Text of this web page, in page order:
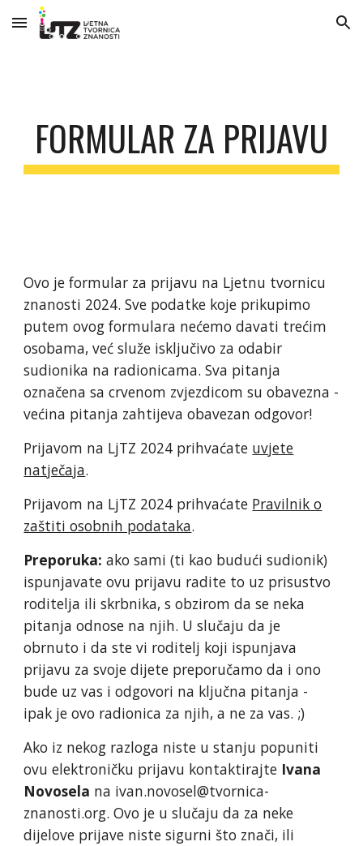
Skip to main content Skip to navigation
FORMULAR ZA PRIJAVU
Ovo je formular za prijavu na Ljetnu tvornicu
znanosti 2024. Sve podatke koje prikupimo
putem ovog formulara nećemo davati trećim
osobama, već služe isključivo za odabir
sudionika na radionicama. Sva pitanja
označena sa crvenom zvjezdicom su obavezna -
većina pitanja zahtijeva obavezan odgovor!
Prijavom na LjTZ 2024 prihvaćate uvjete
natječaja.
Prijavom na LjTZ 2024 prihvaćate Pravilnik o
zaštiti osobnih podataka.
Preporuka: ako sami (ti kao budući sudionik)
ispunjavate ovu prijavu radite to uz prisustvo
roditelja ili skrbnika, s obzirom da se neka
pitanja odnose na njih. U slučaju da je
obrnuto i da ste vi roditelj koji ispunjava
prijavu za svoje dijete preporučamo da i ono
bude uz vas i odgovori na ključna pitanja -
ipak je ovo radionica za njih, a ne za vas. ;)
Ako iz nekog razloga niste u stanju popuniti
ovu elektroničku prijavu kontaktirajte Ivana
Novosela na ivan.novosel@tvornica-
znanosti.org. Ovo je u slučaju da za neke
dijelove prijave niste sigurni što znači, ili